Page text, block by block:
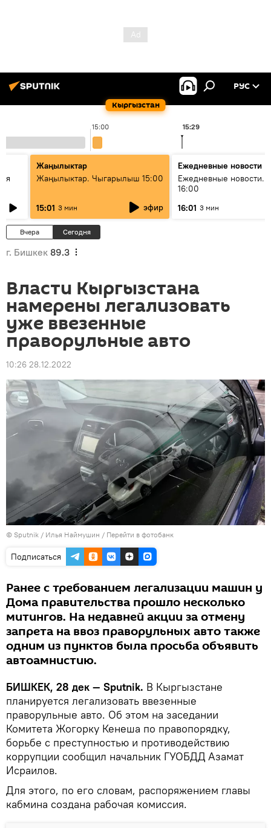
Кыргызстан
РУС
15:00 15:29
Жаңылыктар
Жаңылыктар. Чыгарылыш 15:00
15:01 3 мин эфир
Ежедневные новости
Ежедневные новости.
16:00
16:01 3 мин
Вчера Сегодня
г. Бишкек 89.3
Власти Кыргызстана
намерены легализовать
уже ввезенные
праворульные авто
10:26 28.12.2022
© Sputnik / Илья Наймушин / Перейти в фотобанк
Подписаться
Ранее с требованием легализации машин у
Дома правительства прошло несколько
митингов. На недавней акции за отмену
запрета на ввоз праворульных авто также
одним из пунктов была просьба объявить
автоамнистию.
БИШКЕК, 28 дек — Sputnik. В Кыргызстане
планируется легализовать ввезенные
праворульные авто. Об этом на заседании
Комитета Жогорку Кенеша по правопорядку,
борьбе с преступностью и противодействию
коррупции сообщил начальник ГУОБДД Азамат
Исраилов.
Для этого, по его словам, распоряжением главы
кабмина создана рабочая комиссия.